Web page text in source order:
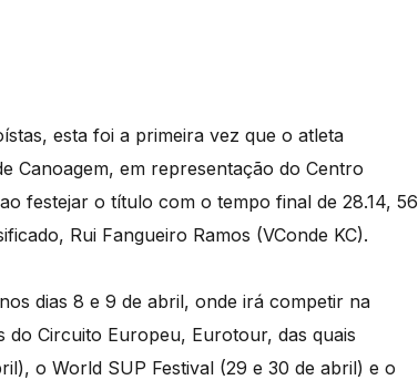
esta foi a primeira vez que o atleta
Canoagem, em representação do Centro
festejar o título com o tempo final de 28.14, 56
Rui Fangueiro Ramos (VConde KC).
dias 8 e 9 de abril, onde irá competir na
Circuito Europeu, Eurotour, das quais
o World SUP Festival (29 e 30 de abril) e o